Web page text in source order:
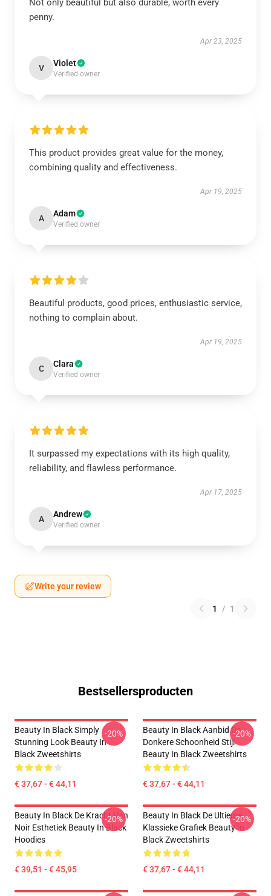
Not only beautiful but also durable, worth every
penny.
Apr 23, 2025
V Violet
Verified owner
This product provides great value for the money,
combining quality and effectiveness.
Apr 19, 2025
A Adam
Verified owner
Beautiful products, good prices, enthusiastic service,
nothing to complain about.
Apr 19, 2025
C Clara
Verified owner
It surpassed my expectations with its high quality,
reliability, and flawless performance.
Apr 17, 2025
A Andrew
Verified owner
Write your review
1 / 1
Bestsellersproducten
Beauty In Black Simply
Stunning Look Beauty In
Black Zweetshirts
€ 37,67 - € 44,11
-20%
Beauty In Black Aanbid De
Donkere Schoonheid Stijl
Beauty In Black Zweetshirts
€ 37,67 - € 44,11
-20%
Beauty In Black De Kracht Van
Noir Esthetiek Beauty In Black
Hoodies
€ 39,51 - € 45,95
-20%
Beauty In Black De Ultieme
Klassieke Grafiek Beauty In
Black Zweetshirts
€ 37,67 - € 44,11
-20%